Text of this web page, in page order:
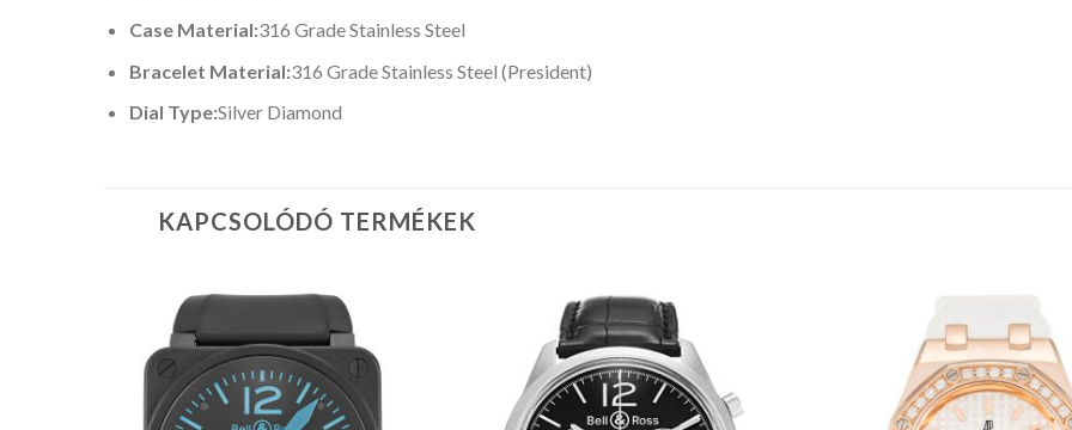
Case Material:316 Grade Stainless Steel
Bracelet Material:316 Grade Stainless Steel (President)
Dial Type:Silver Diamond
KAPCSOLÓDÓ TERMÉKEK